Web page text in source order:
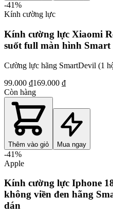
-41%
Kính cường lực
Kính cường lực Xiaomi
suốt full màn hình
Cường lực hãng SmartDevil (1
99.000 ₫169.000 ₫
Còn hàng
Thêm vào giỏ Mua ngay
-41%
Apple
Kính cường lực Iphone
không viền đen hãng
dán